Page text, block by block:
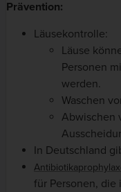
Prävention:
Läusekontrolle:
Läuse
Personen
werden.
Waschen
Abwischen
In Deutschland
für Personen,